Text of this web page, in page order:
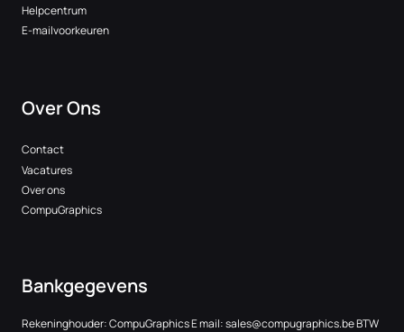
Helpcentrum
E-mailvoorkeuren
Over Ons
Contact
Vacatures
Over ons
CompuGraphics
Bankgegevens
Rekeninghouder: CompuGraphics E mail:sales@compugraphics.beBTW